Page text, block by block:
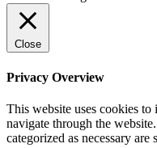
Close
Privacy Overview
This website uses cookies
navigate through the
categorized as necessary